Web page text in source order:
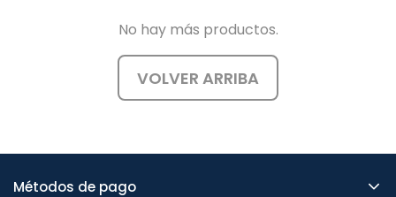
No hay más productos.
VOLVER ARRIBA
Métodos de pago